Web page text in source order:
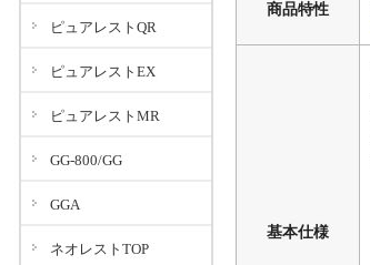
商品特性
基本仕様
ピュアレストQR
ピュアレストEX
ピュアレストMR
GG-800/GG
GGA
ネオレストTOP